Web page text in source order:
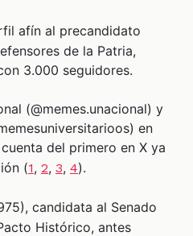
afín al precandidato
de la Patria,
3.000 seguidores.
(@memes.unacional) y
en
del primero en X ya
(1, 2, 3, 4).
candidata al Senado
Histórico, antes